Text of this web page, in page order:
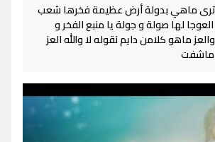
ماهي بدولة أرض عظيمة فخرها شعب
لها صولة و جولة يا منبع الفخر و
ماهو كلامن دايم نقوله لا والله العز
ماشفت